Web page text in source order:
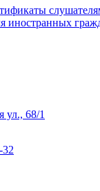
иностранных
ул., 68/1
32